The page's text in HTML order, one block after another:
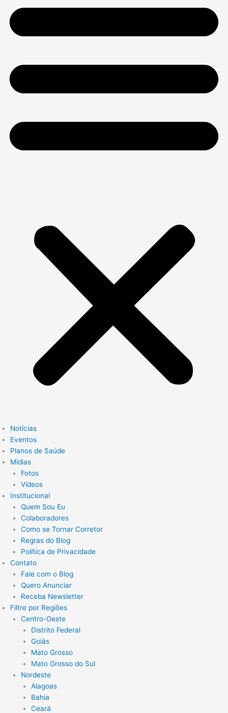
Notícias
Eventos
Planos de Saúde
Mídias
Fotos
Vídeos
Institucional
Quem Sou Eu
Colaboradores
Como se Tornar Corretor
Regras do Blog
Política de Privacidade
Contato
Fale com o Blog
Quero Anunciar
Receba Newsletter
Filtre por Regiões
Centro-Oeste
Distrito Federal
Goiás
Mato Grosso
Mato Grosso do Sul
Nordeste
Alagoas
Bahia
Ceará